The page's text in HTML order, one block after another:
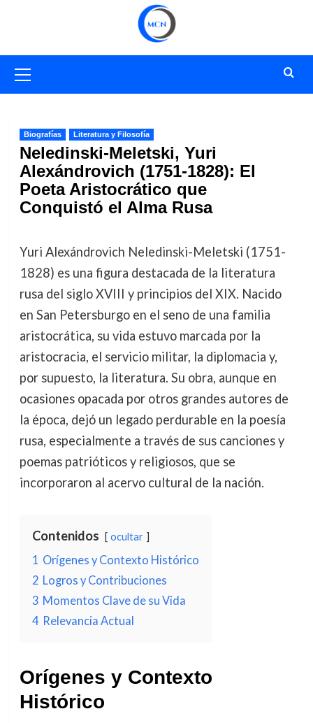
primario
Biografías Literatura y Filosofía
Neledinski-Meletski, Yuri
Alexándrovich (1751-1828): El
Poeta Aristocrático que
Conquistó el Alma Rusa
Yuri Alexándrovich Neledinski-Meletski (1751-
1828) es una figura destacada de la literatura
rusa del siglo XVIII y principios del XIX. Nacido
en San Petersburgo en el seno de una familia
aristocrática, su vida estuvo marcada por la
aristocracia, el servicio militar, la diplomacia y,
por supuesto, la literatura. Su obra, aunque en
ocasiones opacada por otros grandes autores de
la época, dejó un legado perdurable en la poesía
rusa, especialmente a través de sus canciones y
poemas patrióticos y religiosos, que se
incorporaron al acervo cultural de la nación.
Contenidos ocultar
1 Orígenes y Contexto Histórico
2 Logros y Contribuciones
3 Momentos Clave de su Vida
4 Relevancia Actual
Orígenes y Contexto
Histórico